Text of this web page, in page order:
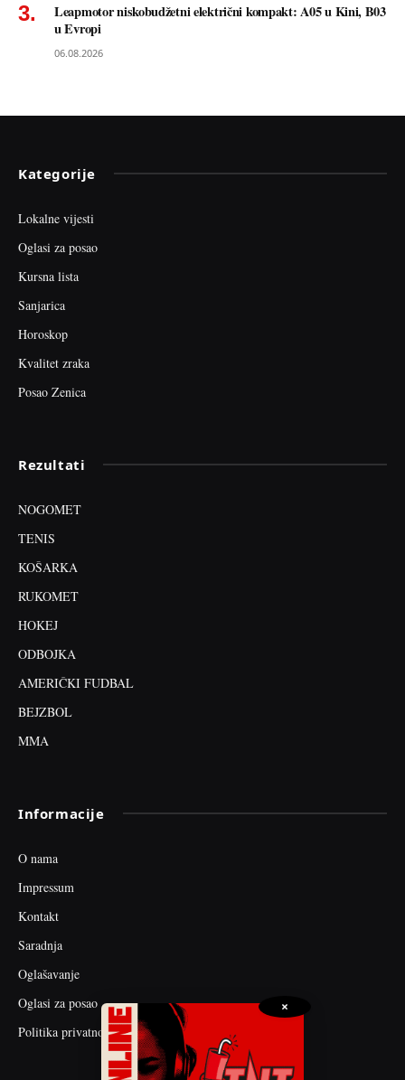
Leapmotor niskobudžetni električni kompakt: A05 u Kini, B03
u Evropi
06.08.2026
Kategorije
Lokalne vijesti
Oglasi za posao
Kursna lista
Sanjarica
Horoskop
Kvalitet zraka
Posao Zenica
Rezultati
NOGOMET
TENIS
KOŠARKA
RUKOMET
HOKEJ
ODBOJKA
AMERIČKI FUDBAL
BEJZBOL
MMA
Informacije
O nama
Impressum
Kontakt
Saradnja
Oglašavanje
Oglasi za posao
Politika privatnosti
×